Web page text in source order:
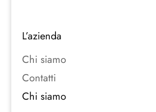
L’azienda
Chi siamo
Contatti
Chi siamo